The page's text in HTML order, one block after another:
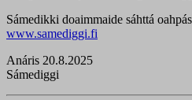
Sámedikki doaimmaide sáhttá
www.samediggi.fi
Anáris 20.8.2025
Sámediggi